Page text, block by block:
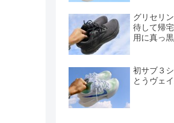
グリセリ
待して帰
用に真っ
初サブ３
とうヴェ